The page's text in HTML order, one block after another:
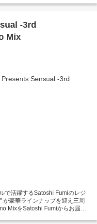
-3rd
Mix
で活躍するSatoshi Fumiのレジ
が豪華ラインナップを迎え三周
MixをSatoshi Fumiからお届け!!